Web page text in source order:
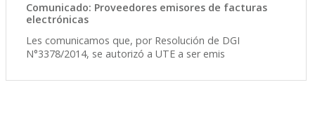
Comunicado: Proveedores emisores de facturas
electrónicas
Les comunicamos que, por Resolución de DGI
N°3378/2014, se autorizó a UTE a ser emis